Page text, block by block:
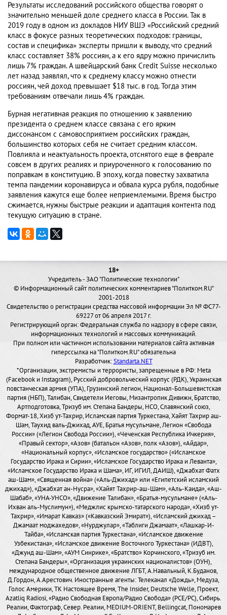
Результаты исследований российского общества говорят о
значительно меньшей доле среднего класса в России. Так в
2019 году в одном из докладов НИУ ВШЭ «Российский средний
класс в фокусе разных теоретических подходов: границы,
состав и специфика» эксперты пришли к выводу, что средний
класс составляет 38% россиян, а к его ядру можно причислить
лишь 7% граждан. А швейцарский банк Credit Suisse несколько
лет назад заявлял, что к среднему классу можно отнести
россиян, чей доход превышает $18 тыс. в год. Тогда этим
требованиям отвечали лишь 4% граждан.
Бурная негативная реакция по отношению к заявлению
президента о среднем классе связана с его ярким
диссонансом с самовосприятием российских граждан,
большинство которых себя не считает средним классом.
Повлияла и неактуальность проекта, отснятого еще в феврале
совсем в других реалиях и приуроченного к голосованию по
поправкам в конституцию. В эпоху, когда повестку захватила
темпа пандемии коронавируса и обвала курса рубля, подобные
заявления кажутся еще более неприемлемыми. Время быстро
сжимается, нужны быстрые реакции и адаптация контента под
текущую ситуацию в стране.
18+
Учредитель - ЗАО "Политические технологии"
© Информационный сайт политических комментариев "Политком.RU"
2001-2018
Свидетельство о регистрации средства массовой информации Эл № ФС77-
69227 от 06 апреля 2017 г.
Регистрирующий орган: Федеральная служба по надзору в сфере связи,
информационных технологий и массовых коммуникаций.
При полном или частичном использовании материалов сайта активная
гиперссылка на "Политком.RU" обязательна
Разработчик:Standarta.NET
*Организации, экстремисты и террористы, запрещенные в РФ: Meta
(Facebook и Instagram), Русский добровольческий корпус (РДК), Украинская
повстанческая армия (УПА), Грузинский легион, Национал-Большевистская
партия (НБП), Талибан, Свидетели Иеговы, Мизантропик Дивижн, Братство,
Артподготовка, Тризуб им. Степана Бандеры, НСО, Славянский союз,
Формат-18, Хизб ут-Тахрир, Исламская партия Туркестана, Хайят Тахрир аш-
Шам, Таухид валь-Джихад, АУЕ, Братья мусульмане, Легион «Свобода
России» («Легион Свобода России»), «Чеченская Республика Ичкерия»,
«Правый сектор», «Азов» (батальон «Азов», полк «Азов»), «Айдар»,
«Национальный корпус», «Исламское государство» («Исламское
Государство Ирака и Сирии», «Исламское Государство Ирака и Леванта»,
«Исламское Государство Ирака и Шама», ИГ, ИГИЛ, ДАИШ), «Джабхат Фатх
аш-Шам», «Священная война» («Аль-Джихад» или «Египетский исламский
джихад»), «Джабхат ан-Нусра», «Хайят Тахрир-аш-Шам», «Аль-Каида», «Аш-
Шабаб», «УНА-УНСО», «Движение Талибан», «Братья-мусульмане» («Аль-
Ихван аль-Муслимун»), «Меджлис крымско-татарского народа», «Хизб ут-
Тахрир», «Имарат Кавказ» («Кавказский Эмират»), «Исламский джихад –
Джамаат моджахедов», «Нурджулар», «Таблиги Джамаат», «Лашкар-И-
Тайба», «Исламская партия Туркестана», «Исламское движение
Узбекистана», «Исламское движение Восточного Туркестана» (ИДВТ),
«Джунд аш-Шам», «АУМ Синрике», «Братство» Корчинского, «Тризуб им.
Степана Бандеры», «Организация украинских националистов» (ОУН),
международное общественное движение ЛГБТ, А.Навальный, К.Буданов,
Д.Гордон, А.Арестович. Иностранные агенты: Телеканал «Дождь», Медуза,
Голос Америки, ТК Настоящее Время, The Insider, Deutsche Welle, Проект,
Azatliq Radiosi, «Радио Свободная Европа/Радио Свобода» (PCE/PC), Сибирь.
Реалии, Фактограф, Север. Реалии, MEDIUM-ORIENT, Bellingcat, Пономарев